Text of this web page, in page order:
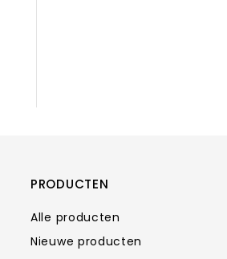
PRODUCTEN
Alle producten
Nieuwe producten